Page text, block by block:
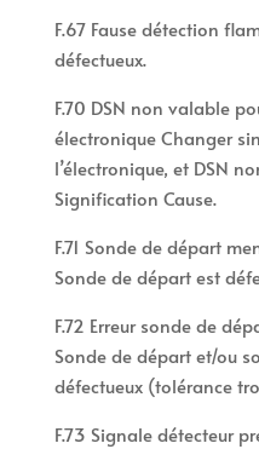
F.67 Fause détection
défectueux.
F.70 DSN non valable
électronique Changer
l’électronique, et DSN
Signification Cause.
F.71 Sonde de départ
Sonde de départ est
F.72 Erreur sonde de
Sonde de départ et/ou
défectueux (tolérance
F.73 Signale détecteur